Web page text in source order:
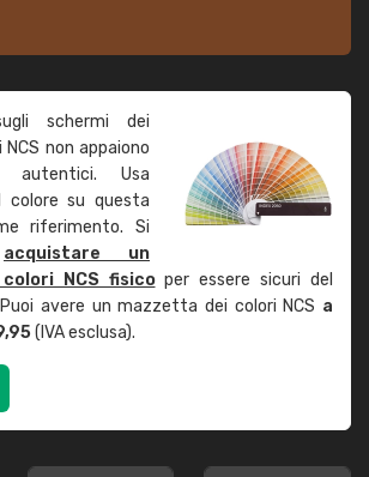
schermi dei
non appaiono
autentici. Usa
colore su questa
riferimento. Si
acquistare un
NCS fisicoper essere sicuri del
avere un mazzetta dei colori NCS a
(IVA esclusa).